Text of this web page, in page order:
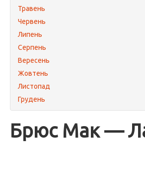
Травень
Червень
Липень
Серпень
Вересень
Жовтень
Листопад
Грудень
Брюс Мак —